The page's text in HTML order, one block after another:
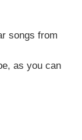
songs from
as you can